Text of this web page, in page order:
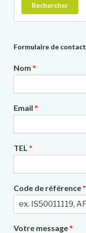
Rechercher
Formulaire de contact
Nom *
Email *
TEL *
Code de référence*
Votre message*